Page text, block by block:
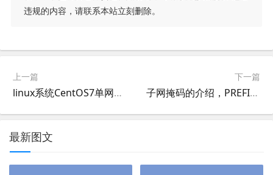
违规的内容，请联系本站立刻删除。
上一篇
linux系统CentOS7单网卡设置双IP的方法，centos7.5、7.6、7.7设置双IP教程
下一篇
子网掩码的介绍，PREFIX的位数说明
最新图文